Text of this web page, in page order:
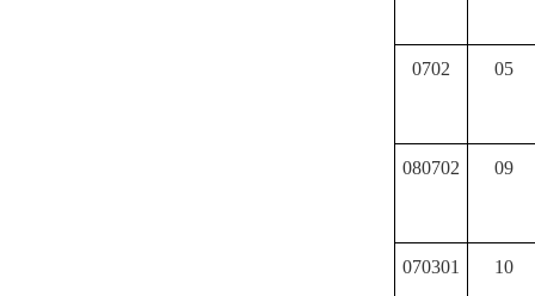
0702 05
080702 09
070301 10